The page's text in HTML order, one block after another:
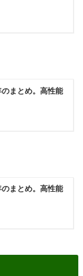
のまとめ。高性能
のまとめ。高性能